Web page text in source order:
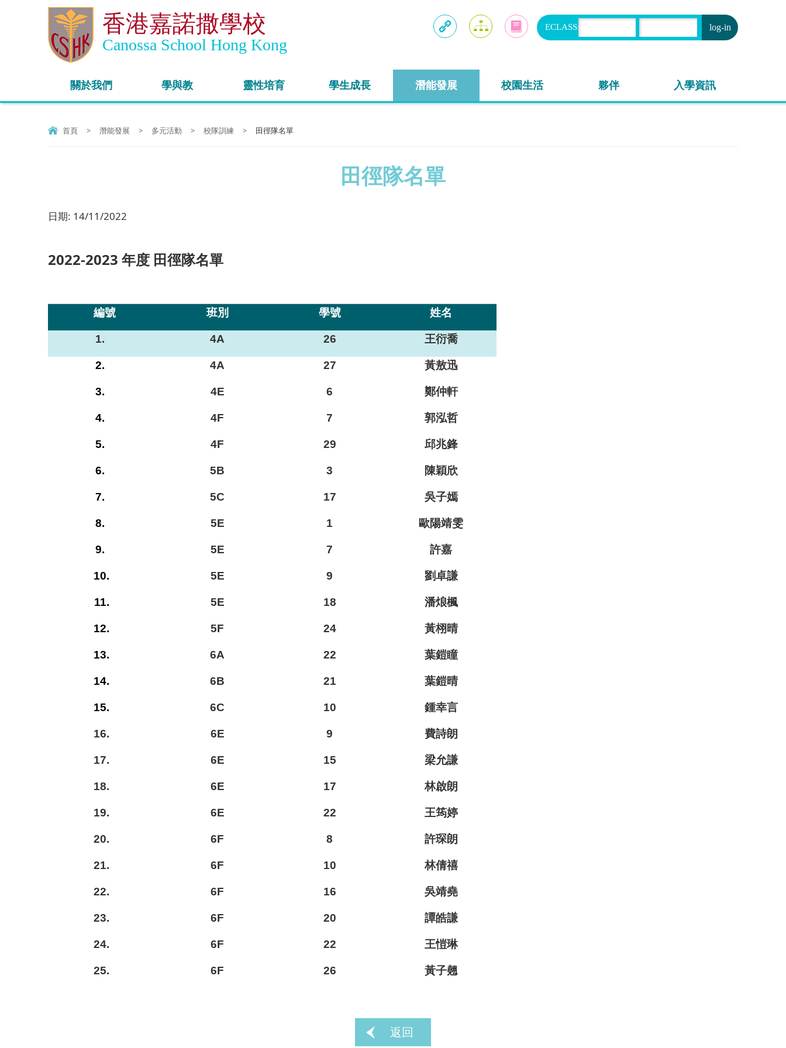
香港嘉諾撒學校
Canossa School Hong Kong
連結 入學申請
ECLASS:
關於我們 學與教 靈性培育 學生成長 潛能發展 校園生活 夥伴 入學資訊
首頁 > 潛能發展 > 多元活動 > 校隊訓練 > 田徑隊名單
田徑隊名單
日期: 14/11/2022
2022-2023 年度 田徑隊名單
編號 班別 學號 姓名
1. 4A 26 王衍喬
2. 4A 27 黃敖迅
3. 4E 6 鄭仲軒
4. 4F 7 郭泓哲
5. 4F 29 邱兆鋒
6. 5B 3 陳穎欣
7. 5C 17 吳子嫣
8. 5E 1 歐陽靖雯
9. 5E 7 許嘉
10. 5E 9 劉卓謙
11. 5E 18 潘烺楓
12. 5F 24 黃栩晴
13. 6A 22 葉鎧瞳
14. 6B 21 葉鎧晴
15. 6C 10 鍾幸言
16. 6E 9 費詩朗
17. 6E 15 梁允謙
18. 6E 17 林啟朗
19. 6E 22 王筠婷
20. 6F 8 許琛朗
21. 6F 10 林倩禧
22. 6F 16 吳靖堯
23. 6F 20 譚皓謙
24. 6F 22 王愷琳
25. 6F 26 黃子翹
返回